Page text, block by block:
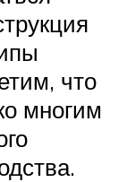
что
многим